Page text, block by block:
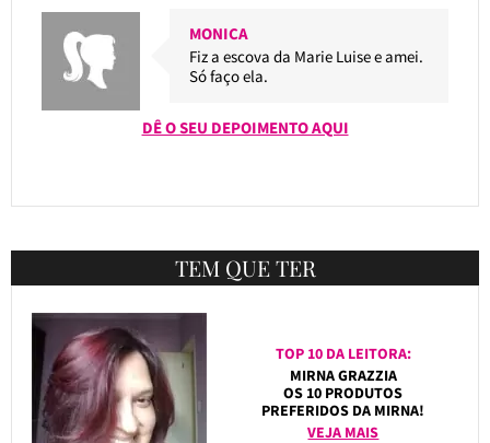
MONICA
Fiz a escova da Marie Luise e amei.
Só faço ela.
DÊ O SEU DEPOIMENTO AQUI
TEM QUE TER
TOP 10 DA LEITORA:
MIRNA GRAZZIA
OS 10 PRODUTOS
PREFERIDOS DA MIRNA!
VEJA MAIS